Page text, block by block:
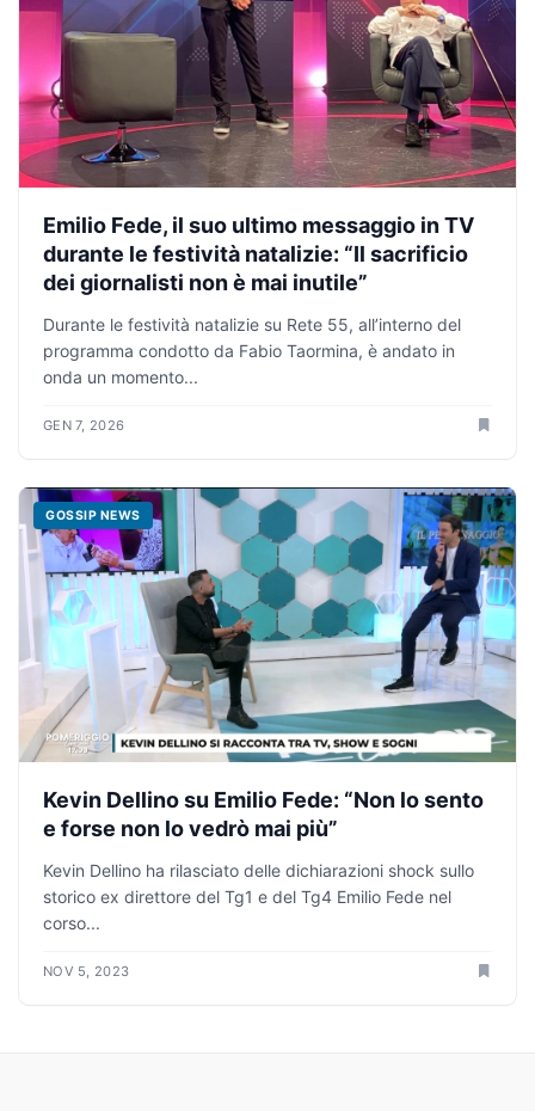
Emilio Fede, il suo ultimo messaggio in TV
durante le festività natalizie: “Il sacrificio
dei giornalisti non è mai inutile”
Durante le festività natalizie su Rete 55, all’interno del
programma condotto da Fabio Taormina, è andato in
onda un momento...
GEN 7, 2026
GOSSIP NEWS
Kevin Dellino su Emilio Fede: “Non lo sento
e forse non lo vedrò mai più”
Kevin Dellino ha rilasciato delle dichiarazioni shock sullo
storico ex direttore del Tg1 e del Tg4 Emilio Fede nel
corso...
NOV 5, 2023